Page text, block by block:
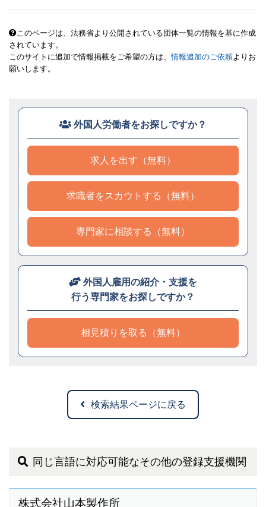
このページは、法務省より公開されている団体一覧の情報を基に作成
されています。
このサイトに追加で情報掲載をご希望の方は、情報追加のご依頼よりお
願いします。
外国人労働者をお探しですか？
求人を出す（無料）
求職者をスカウトする（無料）
専門家に相談する（無料）
外国人雇用の紹介・支援を
行う専門家をお探しですか？
相見積りを取る（無料）
検索結果ページに戻る
同じ言語に対応可能なその他の登録支援機関
株式会社山本製作所